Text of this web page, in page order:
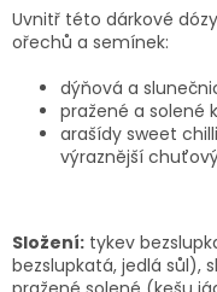
Uvnitř této dárkové
ořechů a semínek:
dýňová a
pražené a solené
arašídy sweet
výraznější
Složení: tykev
bezslupkatá, jedlá sůl),